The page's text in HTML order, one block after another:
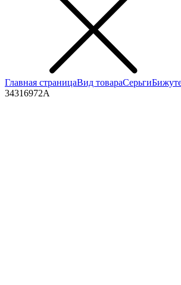
Главная страницаВид товараСерьги
34316972А